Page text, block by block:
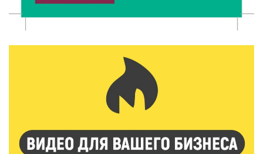
7 Авг 2026 16:32 467
Твери
434
Сладкая программа в Твери: дегустация мёда и
рассказ о жизни пчёл
7 Авг 2026 15:41 234